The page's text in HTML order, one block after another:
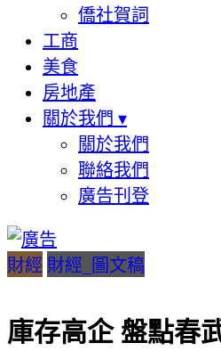
僑社賀詞
工商
美食
房地產
關於我們 ▾
關於我們
聯絡我們
廣告刊登
財經 財經_圖文稿
庫存高企 盤點春